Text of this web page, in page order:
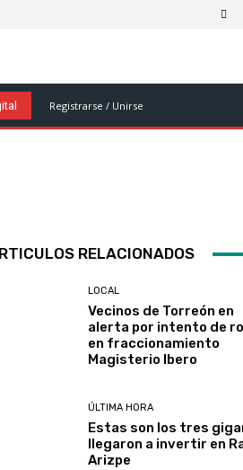
Salud Y Bienestar
Registrarse / Unirse
RELACIONADOS
LOCAL
Vecinos de Torreón en
alerta por intento de
en fraccionamiento
Magisterio Ibero
ÚLTIMA HORA
Estas son los tres
llegaron a invertir en
Arizpe